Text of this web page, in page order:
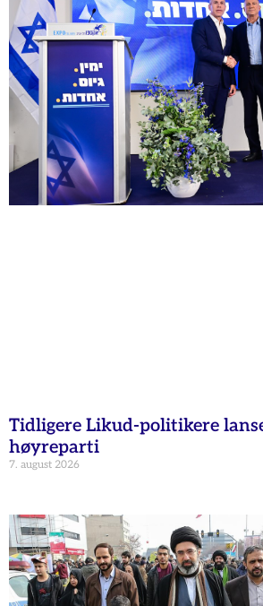
Tidligere Likud-politikere
høyreparti
7. august 2026